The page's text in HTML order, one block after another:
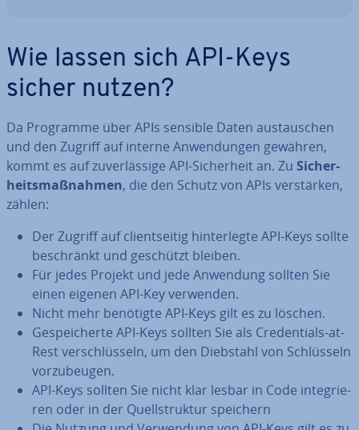
Wie lassen sich API-Keys
sicher nutzen?
Da Programme über APIs sensible Daten aus­tau­schen
und den Zugriff auf interne An­wen­dun­gen gewähren,
kommt es auf zu­ver­läs­si­ge API-Si­cher­heit an. Zu Si­cher­
heits­maß­nah­men, die den Schutz von APIs ver­stär­ken,
zählen:
Der Zugriff auf cli­ent­sei­tig hin­ter­leg­te API-Keys sollte
be­schränkt und geschützt bleiben.
Für jedes Projekt und jede Anwendung sollten Sie
einen eigenen API-Key verwenden.
Nicht mehr benötigte API-Keys gilt es zu löschen.
Ge­spei­cher­te API-Keys sollten Sie als Cre­den­ti­als-at-
Rest ver­schlüs­seln, um den Diebstahl von Schlüs­seln
vor­zu­beu­gen.
API-Keys sollten Sie nicht klar lesbar in Code in­te­grie­
ren oder in der Quell­struk­tur speichern